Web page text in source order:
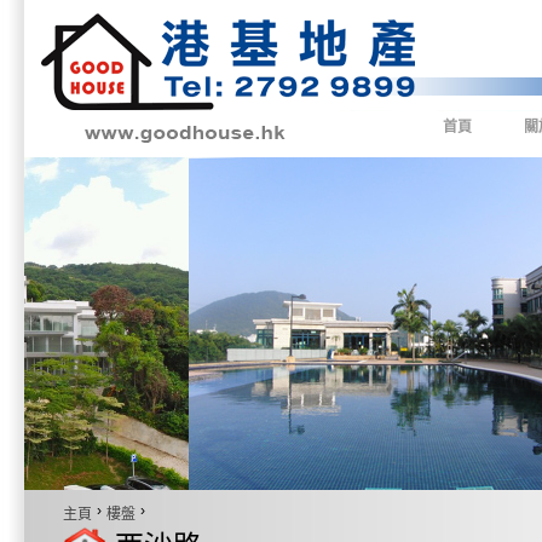
首頁
主頁 › 樓盤 ›